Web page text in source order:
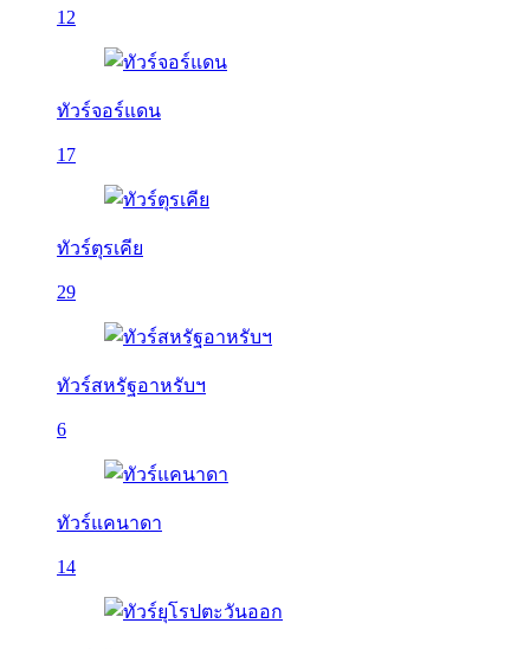
12
ทัวร์จอร์แดน
17
ทัวร์ตุรเคีย
29
ทัวร์สหรัฐอาหรับฯ
6
ทัวร์แคนาดา
14